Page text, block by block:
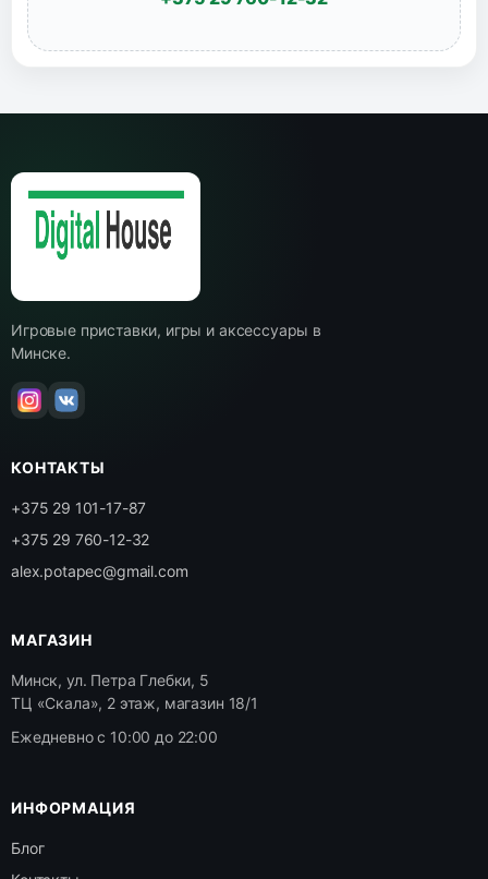
Игровые приставки, игры и аксессуары в
Минске.
КОНТАКТЫ
+375 29 101-17-87
+375 29 760-12-32
alex.potapec@gmail.com
МАГАЗИН
Минск, ул. Петра Глебки, 5
ТЦ «Скала», 2 этаж, магазин 18/1
Ежедневно с 10:00 до 22:00
ИНФОРМАЦИЯ
Блог